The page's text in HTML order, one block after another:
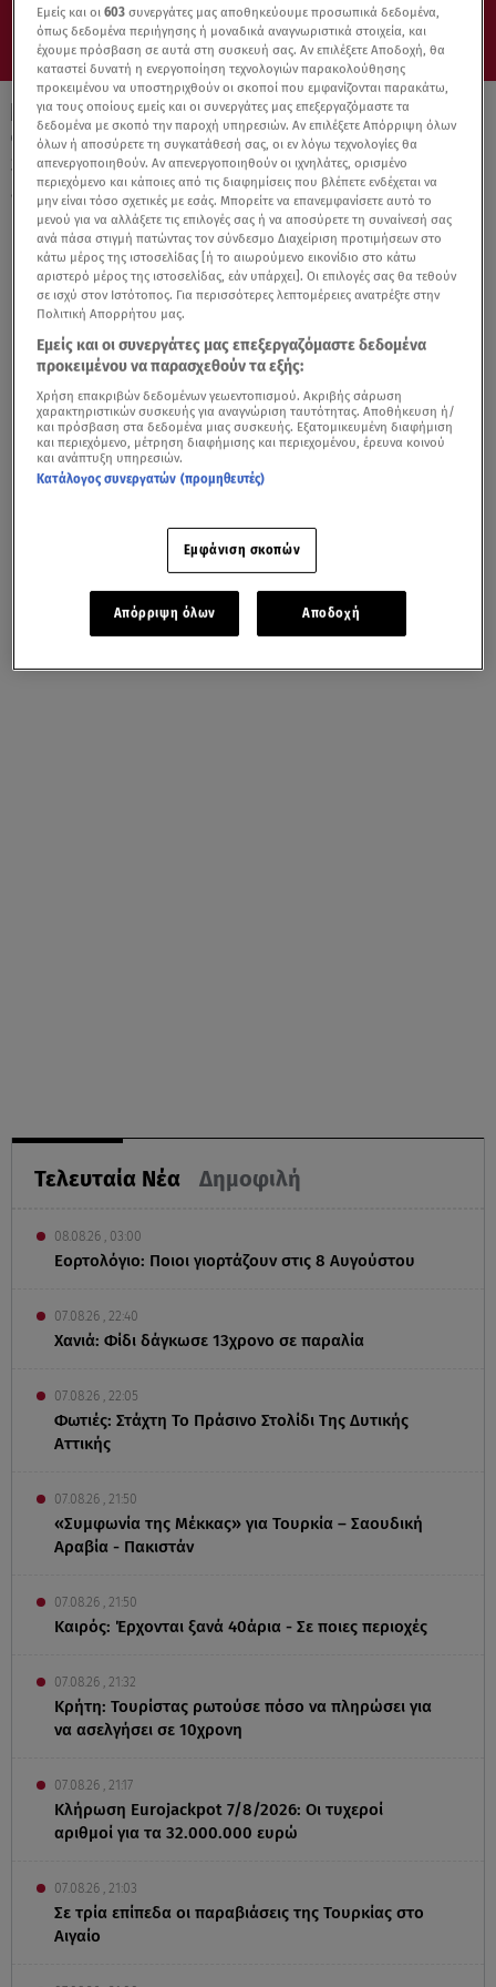
20.02.21, 11:56
Stars System - Χείρωνας: Τι δείχνει όταν
είναι στον 2ο οίκο του ωροσκοπίου;
Τελευταία Νέα Δημοφιλή
08.08.26 , 03:00
Εορτολόγιο: Ποιοι γιορτάζουν στις 8 Αυγούστου
07.08.26 , 22:40
Χανιά: Φίδι δάγκωσε 13χρονο σε παραλία
07.08.26 , 22:05
Φωτιές: Στάχτη Το Πράσινο Στολίδι Της Δυτικής
Αττικής
07.08.26 , 21:50
«Συμφωνία της Μέκκας» για Τουρκία – Σαουδική
Αραβία - Πακιστάν
07.08.26 , 21:50
Καιρός: Έρχονται ξανά 40άρια - Σε ποιες περιοχές
07.08.26 , 21:32
Κρήτη: Τουρίστας ρωτούσε πόσο να πληρώσει για
να ασελγήσει σε 10χρονη
07.08.26 , 21:17
Κλήρωση Eurojackpot 7/8/2026: Οι τυχεροί
αριθμοί για τα 32.000.000 ευρώ
07.08.26 , 21:03
Σε τρία επίπεδα οι παραβιάσεις της Τουρκίας στο
Αιγαίο
Εμείς και οι603 συνεργάτες μας αποθηκεύουμε προσωπικά δεδομένα,
όπως δεδομένα περιήγησης ή μοναδικά αναγνωριστικά στοιχεία, και
έχουμε πρόσβαση σε αυτά στη συσκευή σας. Αν επιλέξετε Αποδοχή, θα
καταστεί δυνατή η ενεργοποίηση τεχνολογιών παρακολούθησης
προκειμένου να υποστηριχθούν οι σκοποί που εμφανίζονται παρακάτω,
για τους οποίους εμείς και οι συνεργάτες μας επεξεργαζόμαστε τα
δεδομένα με σκοπό την παροχή υπηρεσιών. Αν επιλέξετε Απόρριψη όλων
όλων ή αποσύρετε τη συγκατάθεσή σας, οι εν λόγω τεχνολογίες θα
απενεργοποιηθούν. Αν απενεργοποιηθούν οι ιχνηλάτες, ορισμένο
περιεχόμενο και κάποιες από τις διαφημίσεις που βλέπετε ενδέχεται να
μην είναι τόσο σχετικές με εσάς. Μπορείτε να επανεμφανίσετε αυτό το
μενού για να αλλάξετε τις επιλογές σας ή να αποσύρετε τη συναίνεσή σας
ανά πάσα στιγμή πατώντας τον σύνδεσμο Διαχείριση προτιμήσεων στο
κάτω μέρος της ιστοσελίδας [ή το αιωρούμενο εικονίδιο στο κάτω
αριστερό μέρος της ιστοσελίδας, εάν υπάρχει]. Οι επιλογές σας θα τεθούν
σε ισχύ στον Ιστότοπος. Για περισσότερες λεπτομέρειες ανατρέξτε στην
Πολιτική Απορρήτου μας.
Εμείς και οι συνεργάτες μας επεξεργαζόμαστε δεδομένα
προκειμένου να παρασχεθούν τα εξής:
Χρήση επακριβών δεδομένων γεωεντοπισμού. Ακριβής σάρωση
χαρακτηριστικών συσκευής για αναγνώριση ταυτότητας. Αποθήκευση ή/
και πρόσβαση στα δεδομένα μιας συσκευής. Εξατομικευμένη διαφήμιση
και περιεχόμενο, μέτρηση διαφήμισης και περιεχομένου, έρευνα κοινού
και ανάπτυξη υπηρεσιών.
Κατάλογος συνεργατών (προμηθευτές)
Εμφάνιση σκοπών
Απόρριψη όλων Αποδοχή